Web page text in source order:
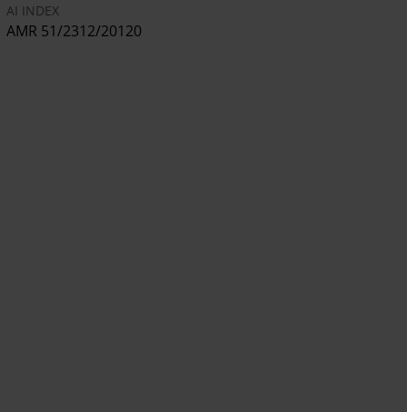
AI INDEX
AMR 51/2312/20120